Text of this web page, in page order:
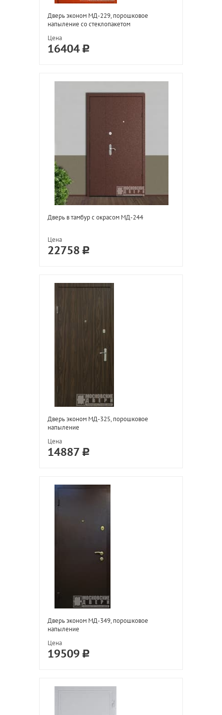
Дверь эконом МД-229, порошковое
напыление со стеклопакетом
Цена
16404
Дверь в тамбур с окрасом МД-244
Цена
22758
Дверь эконом МД-325, порошковое
напыление
Цена
14887
Дверь эконом МД-349, порошковое
напыление
Цена
19509